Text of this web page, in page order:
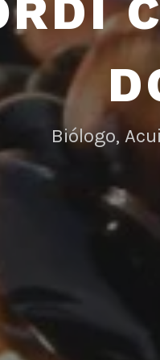
Biólogo,